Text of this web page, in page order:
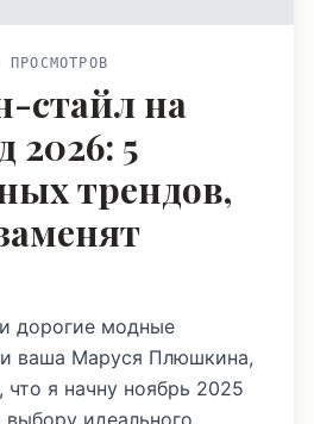
ПРОСМОТРОВ
на
2026: 5
трендов,
дорогие модные
ваша Маруся Плюшкина,
я начну ноябрь 2025
выбору идеального